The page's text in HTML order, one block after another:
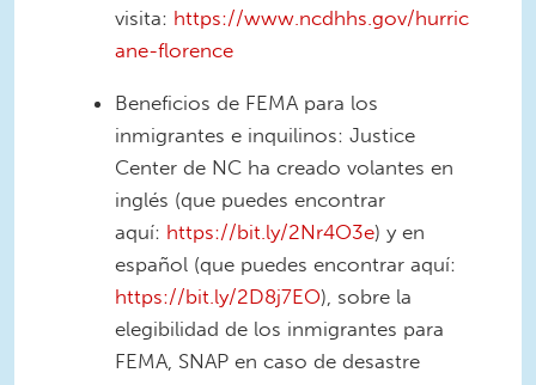
visita: https://www.ncdhhs.gov/hurric
ane-florence
Beneficios de FEMA para los
inmigrantes e inquilinos: Justice
Center de NC ha creado volantes en
inglés (que puedes encontrar
aquí: https://bit.ly/2Nr4O3e) y en
español (que puedes encontrar aquí:
https://bit.ly/2D8j7EO), sobre la
elegibilidad de los inmigrantes para
FEMA, SNAP en caso de desastre